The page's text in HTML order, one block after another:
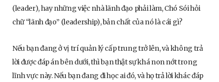
(leader), hay những việc nhà lãnh đạo phải làm, Chó Sói hỏi
chữ “lãnh đạo” (leadership), bản chất của nó là cái gì?
Nếu bạn đang ở vị trí quản lý cấp trung trở lên, và không trả
lời được đáp án bên dưới, thì bạn thật sự khá non nớt trong
lĩnh vực này. Nếu bạn đang đi học ai đó, và họ trả lời khác đáp